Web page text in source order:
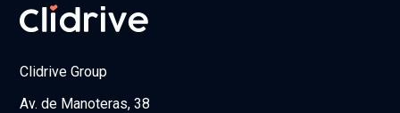
Clidrive Group
Av. de Manoteras, 38